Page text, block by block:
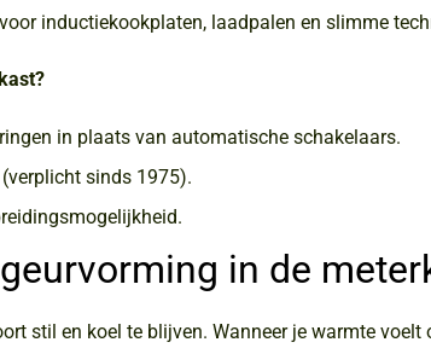
inductiekookplaten, laadpalen en slimme
in plaats van automatische schakelaars.
sinds 1975).
in de
stil en koel te blijven. Wanneer je warmte voelt